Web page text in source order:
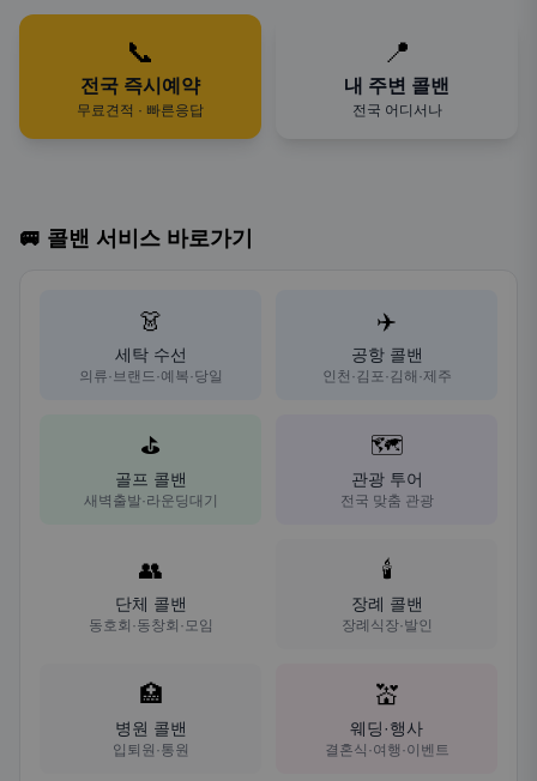
📞
전국 즉시예약
무료견적 · 빠른응답
📍
내 주변 콜밴
전국 어디서나
🚐 콜밴 서비스 바로가기
👗
세탁 수선
의류·브랜드·예복·당일
✈️
공항 콜밴
인천·김포·김해·제주
⛳
골프 콜밴
새벽출발·라운딩대기
🗺️
관광 투어
전국 맞춤 관광
👥
단체 콜밴
동호회·동창회·모임
🕯️
장례 콜밴
장례식장·발인
🏥
병원 콜밴
입퇴원·통원
💒
웨딩·행사
결혼식·여행·이벤트